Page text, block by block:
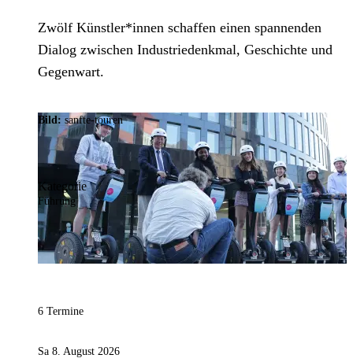
Zwölf Künstler*innen schaffen einen spannenden
Dialog zwischen Industriedenkmal, Geschichte und
Gegenwart.
Bild: sanfte-touren
Kategorie
Führung
6 Termine
Sa 8. August 2026